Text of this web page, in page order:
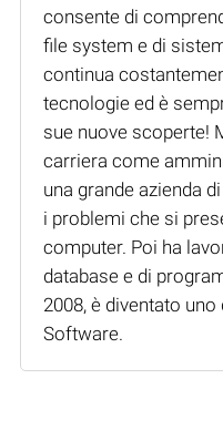
consente di
file system e di
continua
tecnologie ed è
sue nuove scoperte!
carriera come
una grande azienda
i problemi che si
computer. Poi ha
database e di
2008, è diventato
Software.